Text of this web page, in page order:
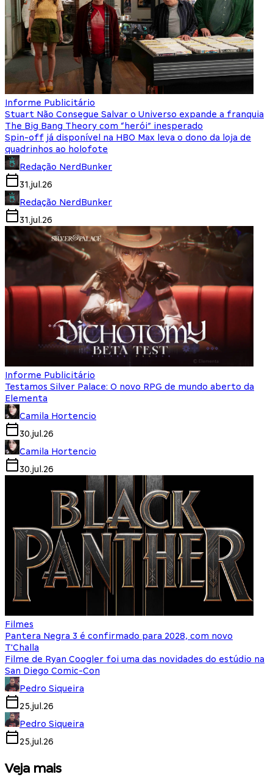
Informe Publicitário
Stuart Não Consegue Salvar o Universo expande a franquia
The Big Bang Theory com “herói” inesperado
Spin-off já disponível na HBO Max leva o dono da loja de
quadrinhos ao holofote
Redação NerdBunker
31.jul.26
Redação NerdBunker
31.jul.26
Informe Publicitário
Testamos Silver Palace: O novo RPG de mundo aberto da
Elementa
Camila Hortencio
30.jul.26
Camila Hortencio
30.jul.26
Filmes
Pantera Negra 3 é confirmado para 2028, com novo
T'Challa
Filme de Ryan Coogler foi uma das novidades do estúdio na
San Diego Comic-Con
Pedro Siqueira
25.jul.26
Pedro Siqueira
25.jul.26
Veja mais